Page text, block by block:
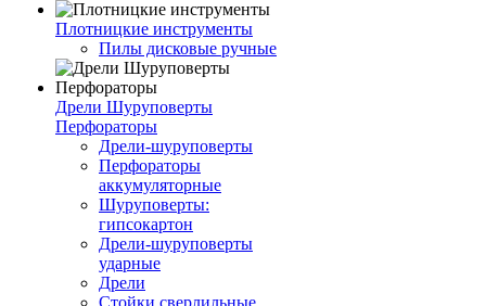
Плотницкие инструменты
Пилы дисковые ручные
Дрели Шуруповерты
Перфораторы
Дрели-шуруповерты
Перфораторы
аккумуляторные
Шуруповерты:
гипсокартон
Дрели-шуруповерты
ударные
Дрели
Стойки сверлильные